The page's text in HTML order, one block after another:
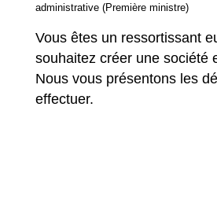
administrative (Première ministre)
Vous êtes un ressortissant
souhaitez créer une société
Nous vous présentons les
effectuer.